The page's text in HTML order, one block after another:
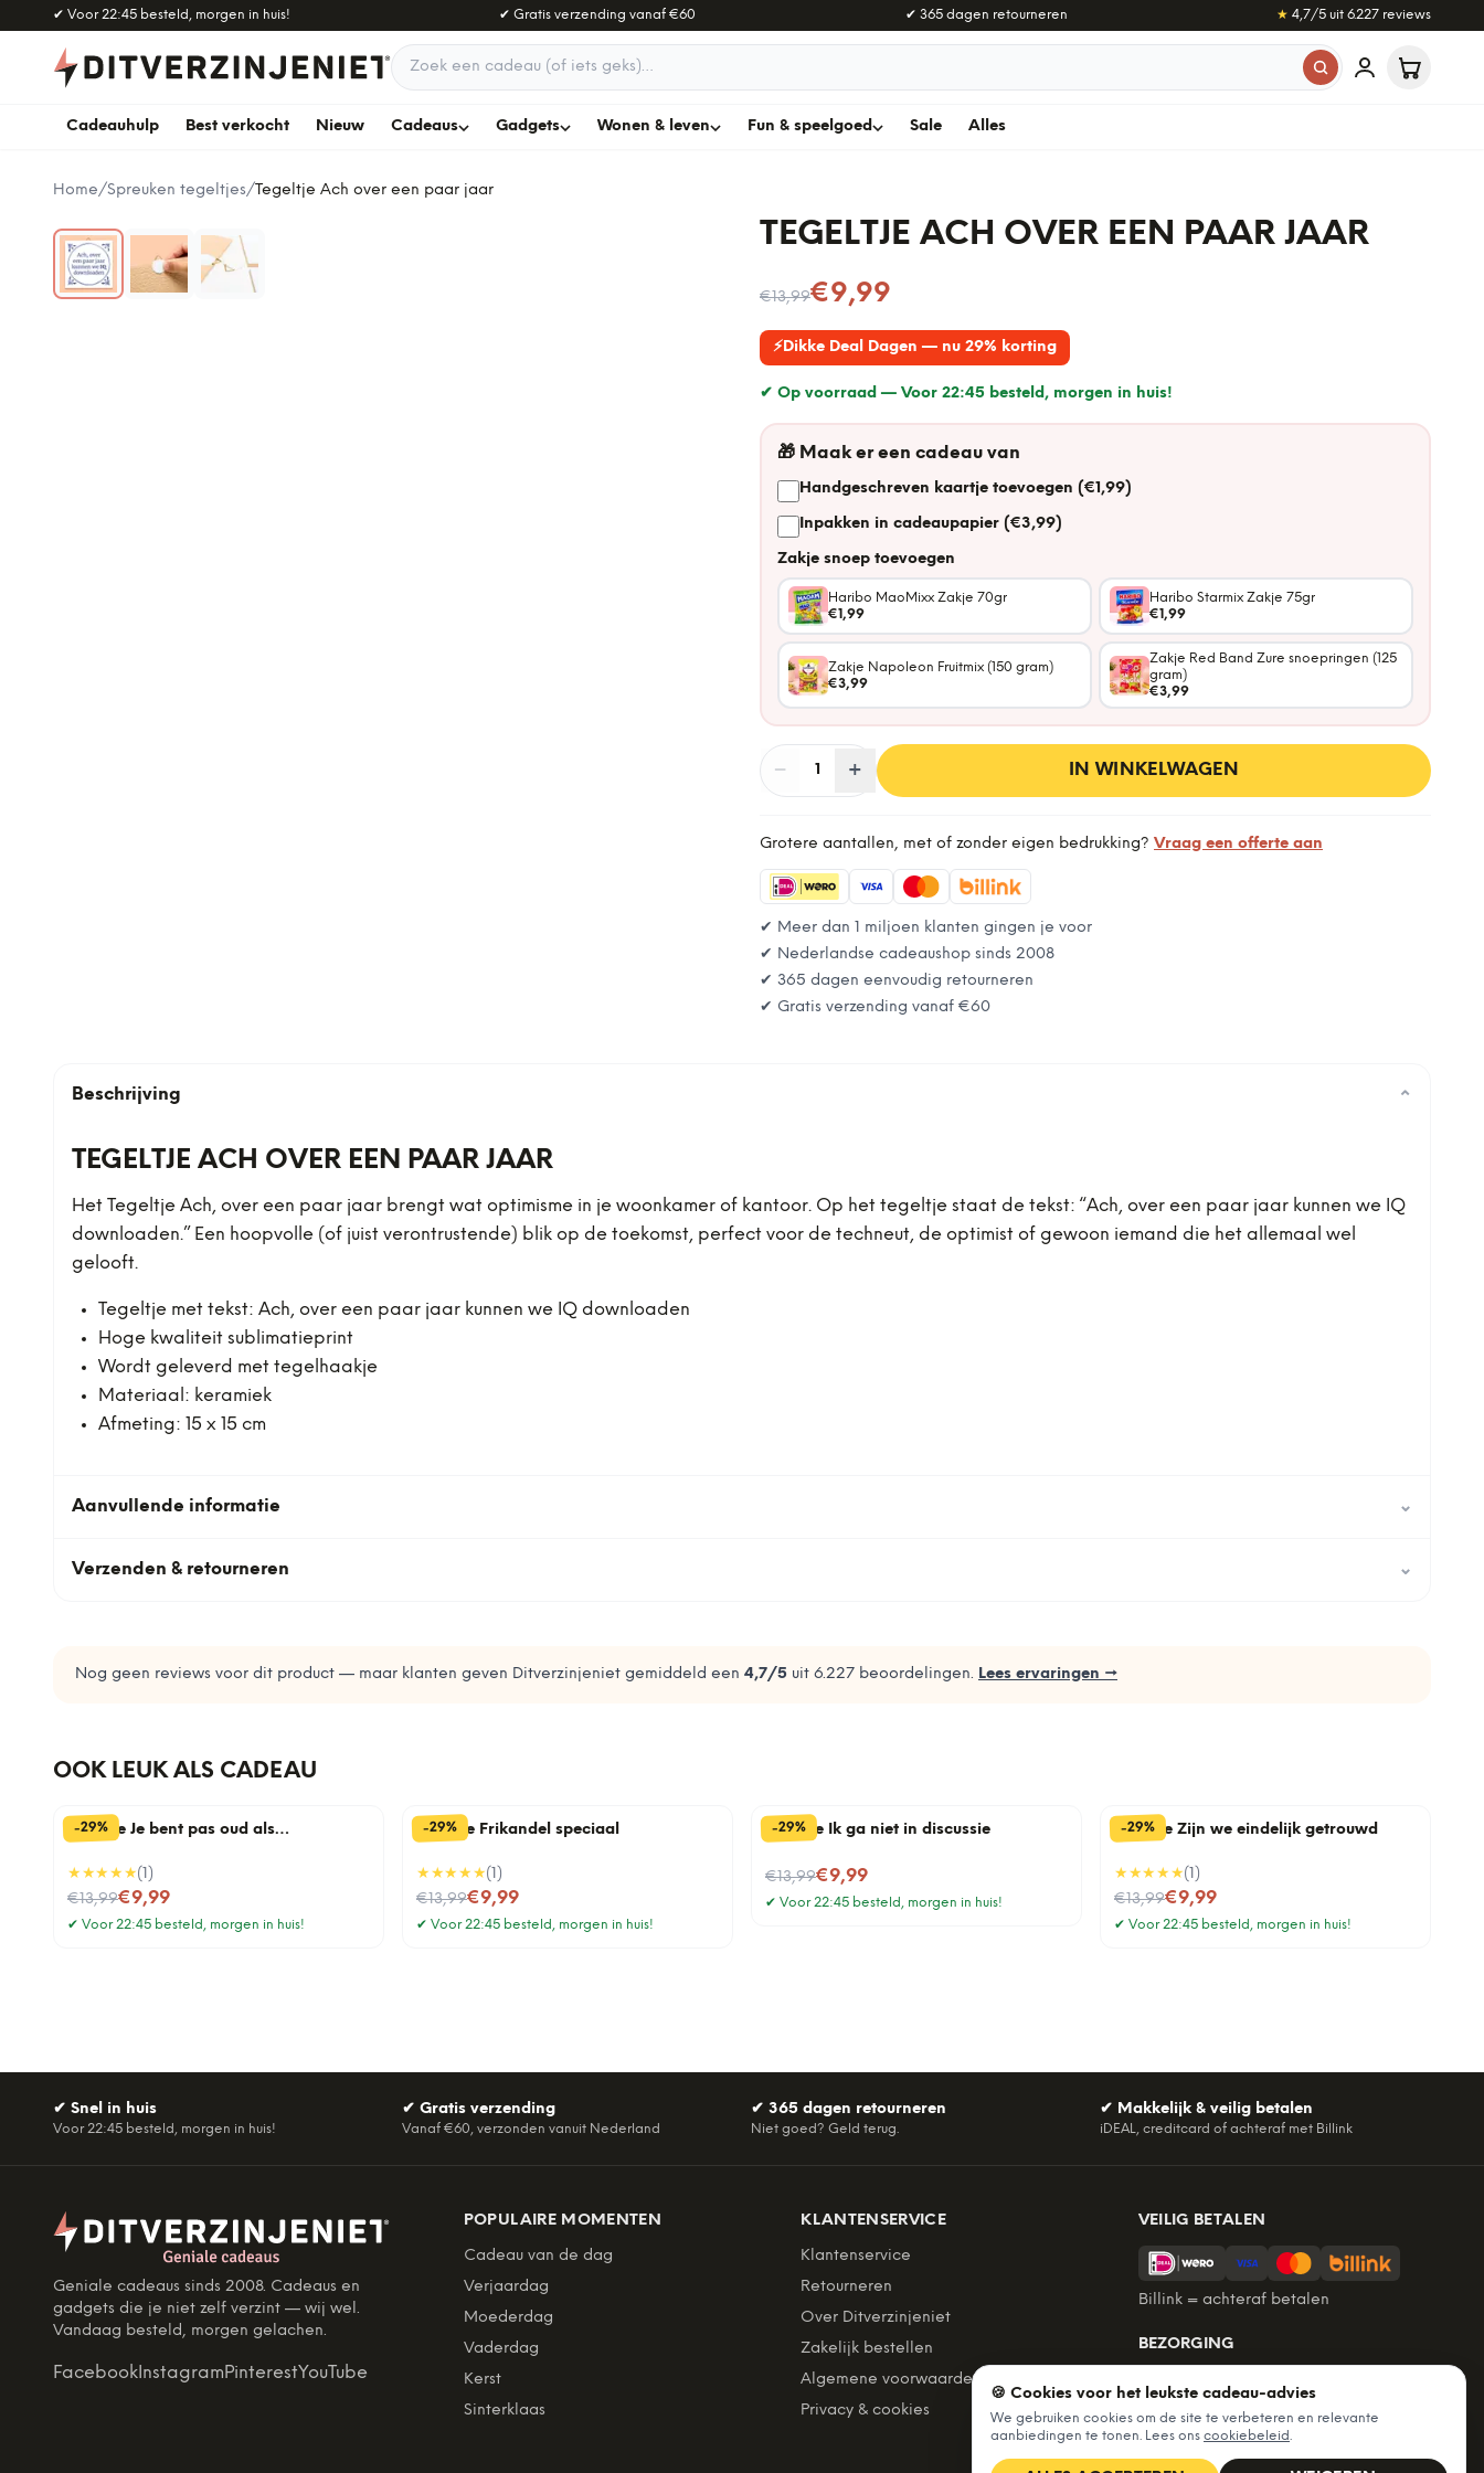
Naar hoofdinhoud
✔ Voor 22:45 besteld, morgen in huis! ✔ Gratis verzending vanaf€60 ✔ 365 dagen retourneren ★ 4,7/5 uit 6.227reviews
Zoek een cadeau
Cadeauhulp Best verkocht Nieuw Cadeaus Gadgets Wonen & leven Fun & speelgoed Sale Alles
Home/Spreuken tegeltjes/Tegeltje Ach over een paar jaar
TEGELTJE ACH OVER EEN PAAR JAAR
€13,99
Nu voor
€9,99
⚡Dikke Deal Dagen — nu 29% korting
✔ Op voorraad — Voor 22:45 besteld, morgen in huis!
🎁 Maak er een cadeau van
Handgeschreven kaartje toevoegen (€1,99)
Inpakken in cadeaupapier (€3,99)
Zakje snoep toevoegen
Haribo MaoMixx Zakje 70gr
€1,99
Haribo Starmix Zakje 75gr
€1,99
Zakje Napoleon Fruitmix (150 gram)
€3,99
Zakje Red Band Zure snoepringen (125
gram)
€3,99
− Aantal
1 + IN WINKELWAGEN
Grotere aantallen, met of zonder eigen bedrukking? Vraag een offerte aan
✔ Meer dan 1 miljoen klanten gingen je voor
✔ Nederlandse cadeaushop sinds 2008
✔ 365 dagen eenvoudig retourneren
✔ Gratis verzending vanaf €60
Beschrijving ⌄
TEGELTJE ACH OVER EEN PAAR JAAR
Het Tegeltje Ach, over een paar jaar brengt wat optimisme in je woonkamer of kantoor. Op het tegeltje staat de tekst: “Ach, over een paar jaar kunnen we IQ
downloaden.” Een hoopvolle (of juist verontrustende) blik op de toekomst, perfect voor de techneut, de optimist of gewoon iemand die het allemaal wel
gelooft.
Tegeltje met tekst: Ach, over een paar jaar kunnen we IQ downloaden
Hoge kwaliteit sublimatieprint
Wordt geleverd met tegelhaakje
Materiaal: keramiek
Afmeting: 15 x 15 cm
Aanvullende informatie ⌄
Verzenden & retourneren ⌄
Nog geen reviews voor dit product — maar klanten geven Ditverzinjeniet gemiddeld een 4,7/5 uit 6.227 beoordelingen. Lees ervaringen →
OOK LEUK ALS CADEAU
-29%
Tegeltje Je bent pas oud als…
★★★★★( 1 )
€13,99
Nu voor€9,99
✔ Voor 22:45 besteld, morgen in huis!
-29%
Tegeltje Frikandel speciaal
★★★★★( 1 )
€13,99
Nu voor€9,99
✔ Voor 22:45 besteld, morgen in huis!
-29%
Tegeltje Ik ga niet in discussie
€13,99
Nu voor€9,99
✔ Voor 22:45 besteld, morgen in huis!
-29%
Tegeltje Zijn we eindelijk getrouwd
★★★★★( 1 )
€13,99
Nu voor€9,99
✔ Voor 22:45 besteld, morgen in huis!
✔ Snel in huis
Voor 22:45 besteld, morgen in huis!
✔ Gratis verzending
Vanaf €60, verzonden vanuit Nederland
✔ 365 dagen retourneren
Niet goed? Geld terug.
✔ Makkelijk & veilig betalen
iDEAL, creditcard of achteraf met Billink
Geniale cadeaus sinds 2008. Cadeaus en
gadgets die je niet zelf verzint — wij wel.
Vandaag besteld, morgen gelachen.
Facebook InstagramPinterestYouTube
POPULAIRE MOMENTEN
Cadeau van de dag
Verjaardag
Moederdag
Vaderdag
Kerst
Sinterklaas
KLANTENSERVICE
Klantenservice
Retourneren
Over Ditverzinjeniet
Zakelijk bestellen
Algemene voorwaarden
Privacy & cookies
VEILIG BETALEN
Billink = achteraf betalen
BEZORGING
Gratis verzending vanaf €60. Tot 365
dagen retourneren.
★ 4,7/5 uit 6.227beoordelingen
🍪 Cookies voor het leukste cadeau-advies
We gebruiken cookies om de site te verbeteren en relevante
aanbiedingen te tonen. Lees ons cookiebeleid.